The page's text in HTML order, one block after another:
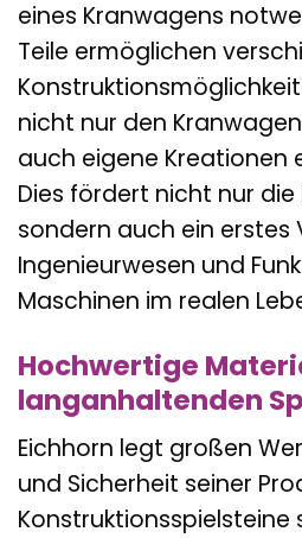
eines Kranwagens
Teile ermöglichen
nicht nur den
auch eigene Kreationen
Dies fördert nicht nur
sondern auch ein erstes
Ingenieurwesen und
Maschinen im realen
Hochwertige
langanhaltenden
Eichhorn legt großen
und Sicherheit seiner